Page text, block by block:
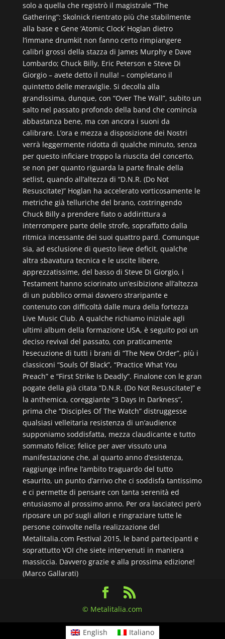
solo a quella che registrò il magistrale “The
Gathering”: Skolnick rientrato più che stabilmente
alla base e Gene ‘Atomic Clock’ Hoglan dietro
l’immane drumkit non fanno certo rimpiangere
calibri grossi della stazza di James Murphy e Dave
Lombardo; Chuck Billy, Eric Peterson e Steve Di
Giorgio – avete detto il nulla! – completano il
quintetto delle meraviglie. Si decolla alla
grandissima, dunque, con “Over The Wall”, subito un
salto nel passato profondo della band che comincia
abbastanza bene, ma con ancora i suoni da
calibrare. L’ora e mezza a disposizione dei Nostri
verrà leggermente ridotta di qualche minuto, senza
per questo inficiare troppo la riuscita del concerto,
se non per quanto riguarda la parte finale della
setlist, quando all’altezza di “D.N.R. (Do Not
Resuscitate)” Hoglan ha accelerato vorticosamente le
metriche già telluriche del brano, costringendo
Chuck Billy a prendere fiato o addirittura a
interrompere parte delle strofe, sopraffatto dalla
ritmica incessante dei suoi quattro pard. Comunque
sia, ad esclusione di questo lieve deficit, qualche
altra sbavatura tecnica e le uscite libere,
apprezzatissime, del basso di Steve Di Giorgio, i
Testament hanno sciorinato un’esibizione all’altezza
di un pubblico ormai davvero straripante e
contenuto con difficoltà dalle mura della fortezza
Live Music Club. A qualche richiamo iniziale agli
ultimi album della formazione USA, è seguito poi un
deciso revival del passato, con praticamente
l’esecuzione di tutti i brani di “The New Order”, più i
classiconi “Souls Of Black”, “Practice What You
Preach” e “First Strike Is Deadly”. Finalone con le gran
pogate della già citata “D.N.R. (Do Not Resuscitate)” e
la anthemica, coreggiante “3 Days In Darkness”,
prima che “Disciples Of The Watch” distruggesse
qualsiasi velleitaria resistenza di un’audience
supponiamo soddisfatta, mezza claudicante e tutto
sommato felice; felice per aver vissuto una
manifestazione che, al quarto anno d’esistenza,
raggiunge infine l’ambito traguardo del tutto
esaurito, un punto d’arrivo che ci soddisfa tantissimo
e ci permette di pensare con tanta serenità ed
entusiasmo al prossimo anno. Per ora lasciateci però
riposare un po’ sugli allori e ringraziare tutte le
persone coinvolte nella realizzazione del
Metalitalia.com Festival 2015, le band partecipanti e
soprattutto VOI che siete intervenuti in maniera
massiccia. Davvero grazie e alla prossima edizione!
(Marco Gallarati)
© Metalitalia.com
English Italiano